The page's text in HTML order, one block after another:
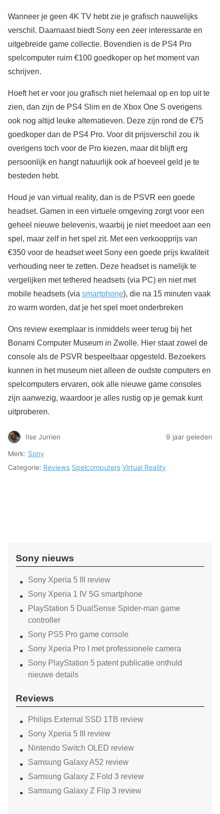
Wanneer je geen 4K TV hebt zie je grafisch nauwelijks
verschil. Daarnaast biedt Sony een zeer interessante en
uitgebreide game collectie. Bovendien is de PS4 Pro
spelcomputer ruim €100 goedkoper op het moment van
schrijven.
Hoeft het er voor jou grafisch niet helemaal op en top uit te
zien, dan zijn de PS4 Slim en de Xbox One S overigens
ook nog altijd leuke alternatieven. Deze zijn rond de €75
goedkoper dan de PS4 Pro. Voor dit prijsverschil zou ik
overigens toch voor de Pro kiezen, maar dit blijft erg
persoonlijk en hangt natuurlijk ook af hoeveel geld je te
besteden hebt.
Houd je van virtual reality, dan is de PSVR een goede
headset. Gamen in een virtuele omgeving zorgt voor een
geheel nieuwe belevenis, waarbij je niet meedoet aan een
spel, maar zelf in het spel zit. Met een verkoopprijs van
€350 voor de headset weet Sony een goede prijs kwaliteit
verhouding neer te zetten. Deze headset is namelijk te
vergelijken met tethered headsets (via PC) en niet met
mobile headsets (via smartphone), die na 15 minuten vaak
zo warm worden, dat je het spel moet onderbreken
Ons review exemplaar is inmiddels weer terug bij het
Bonami Computer Museum in Zwolle. Hier staat zowel de
console als de PSVR bespeelbaar opgesteld. Bezoekers
kunnen in het museum niet alleen de oudste computers en
spelcomputers ervaren, ook alle nieuwe game consoles
zijn aanwezig, waardoor je alles rustig op je gemak kunt
uitproberen.
Ilse Jurrien
9 jaar geleden
Merk: Sony
Categorie: Reviews Spelcomputers Virtual Reality
Sony nieuws
Sony Xperia 5 III review
Sony Xperia 1 IV 5G smartphone
PlayStation 5 DualSense Spider-man game
controller
Sony PS5 Pro game console
Sony Xperia Pro I met professionele camera
Sony PlayStation 5 patent publicatie onthuld
nieuwe details
Reviews
Philips External SSD 1TB review
Sony Xperia 5 III review
Nintendo Switch OLED review
Samsung Galaxy A52 review
Samsung Galaxy Z Fold 3 review
Samsung Galaxy Z Flip 3 review